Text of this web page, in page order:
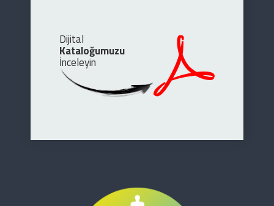
Dijital
Kataloğumuzu
İnceleyin